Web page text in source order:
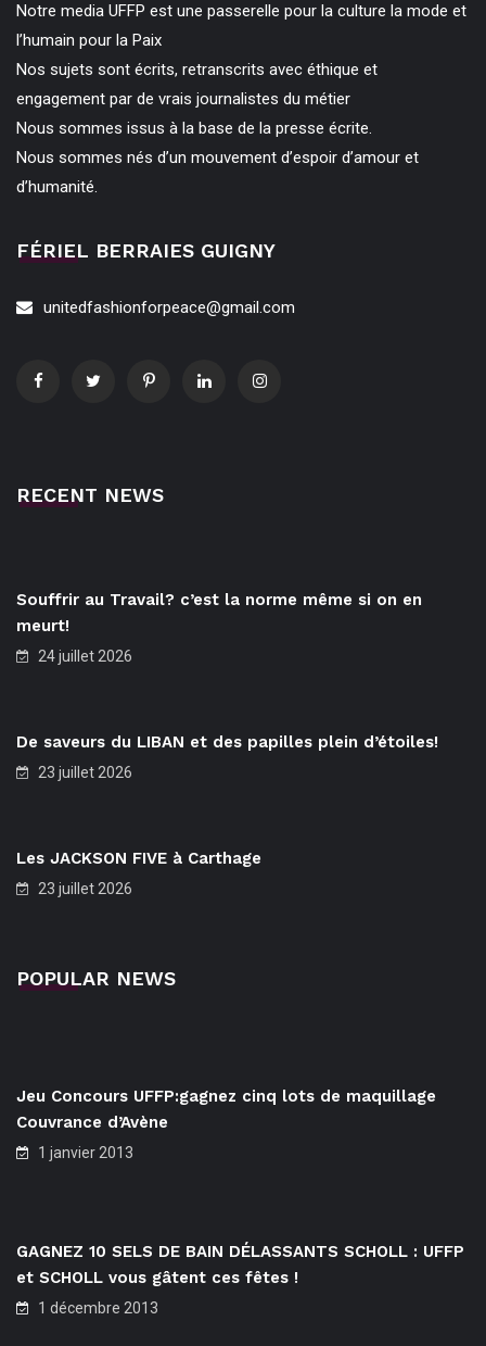
Notre media UFFP est une passerelle pour la culture la mode et
l’humain pour la Paix
Nos sujets sont écrits, retranscrits avec éthique et
engagement par de vrais journalistes du métier
Nous sommes issus à la base de la presse écrite.
Nous sommes nés d’un mouvement d’espoir d’amour et
d’humanité.
FÉRIEL BERRAIES GUIGNY
unitedfashionforpeace@gmail.com
RECENT NEWS
Souffrir au Travail? c’est la norme même si on en
meurt!
24 juillet 2026
De saveurs du LIBAN et des papilles plein d’étoiles!
23 juillet 2026
Les JACKSON FIVE à Carthage
23 juillet 2026
POPULAR NEWS
Jeu Concours UFFP:gagnez cinq lots de maquillage
Couvrance d’Avène
1 janvier 2013
GAGNEZ 10 SELS DE BAIN DÉLASSANTS SCHOLL : UFFP
et SCHOLL vous gâtent ces fêtes !
1 décembre 2013